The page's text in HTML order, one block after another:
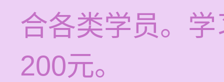
合各类学员。
200元。